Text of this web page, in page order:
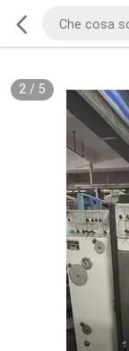
2/ 5